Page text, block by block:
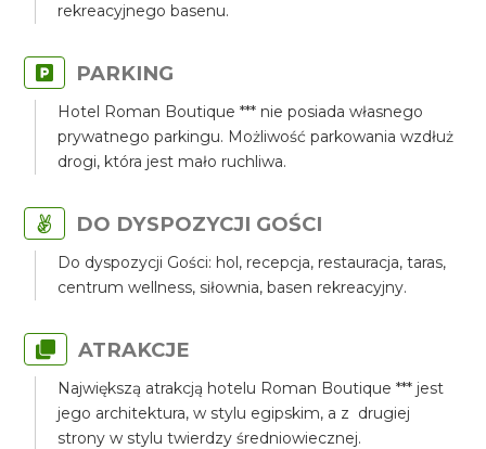
rekreacyjnego basenu.
PARKING
Hotel Roman Boutique *** nie posiada własnego
prywatnego parkingu. Możliwość parkowania wzdłuż
drogi, która jest mało ruchliwa.
DO DYSPOZYCJI GOŚCI
Do dyspozycji Gości: hol, recepcja, restauracja, taras,
centrum wellness, siłownia, basen rekreacyjny.
ATRAKCJE
Największą atrakcją hotelu Roman Boutique *** jest
jego architektura, w stylu egipskim, a z drugiej
strony w stylu twierdzy średniowiecznej.